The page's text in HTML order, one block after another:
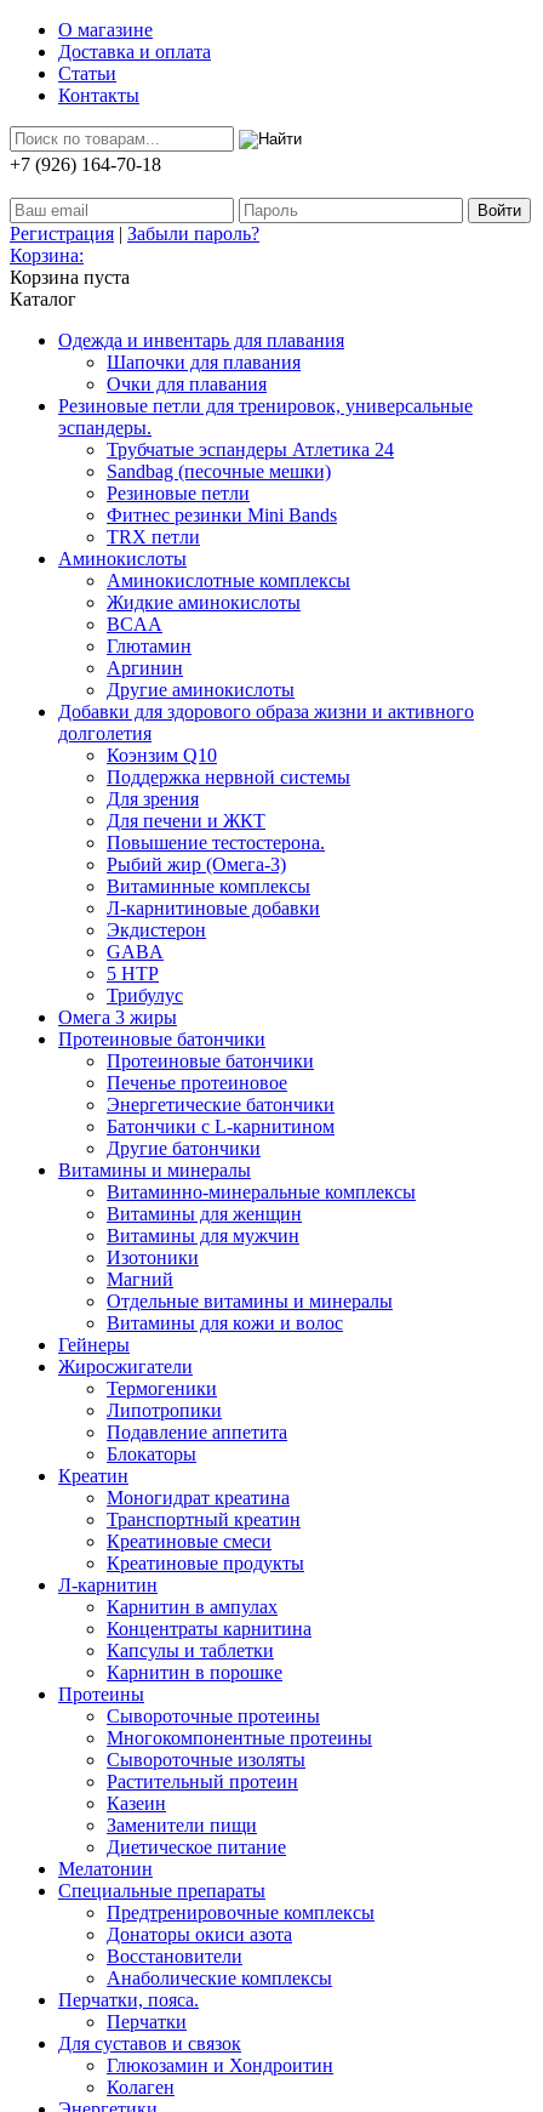
О магазине
Доставка и оплата
Статьи
Контакты
+7 (926) 164-70-18
Регистрация | Забыли пароль?
Корзина:
Корзина пуста
Каталог
Одежда и инвентарь для плавания
Шапочки для плавания
Очки для плавания
Резиновые петли для тренировок, универсальные
эспандеры.
Трубчатые эспандеры Атлетика 24
Sandbag (песочные мешки)
Резиновые петли
Фитнес резинки Mini Bands
TRX петли
Аминокислоты
Аминокислотные комплексы
Жидкие аминокислоты
BCAA
Глютамин
Аргинин
Другие аминокислоты
Добавки для здорового образа жизни и активного
долголетия
Коэнзим Q10
Поддержка нервной системы
Для зрения
Для печени и ЖКТ
Повышение тестостерона.
Рыбий жир (Омега-3)
Витаминные комплексы
Л-карнитиновые добавки
Экдистерон
GABA
5 HTP
Трибулус
Омега 3 жиры
Протеиновые батончики
Протеиновые батончики
Печенье протеиновое
Энергетические батончики
Батончики с L-карнитином
Другие батончики
Витамины и минералы
Витаминно-минеральные комплексы
Витамины для женщин
Витамины для мужчин
Изотоники
Магний
Отдельные витамины и минералы
Витамины для кожи и волос
Гейнеры
Жиросжигатели
Термогеники
Липотропики
Подавление аппетита
Блокаторы
Креатин
Моногидрат креатина
Транспортный креатин
Креатиновые смеси
Креатиновые продукты
Л-карнитин
Карнитин в ампулах
Концентраты карнитина
Капсулы и таблетки
Карнитин в порошке
Протеины
Сывороточные протеины
Многокомпонентные протеины
Сывороточные изоляты
Растительный протеин
Казеин
Заменители пищи
Диетическое питание
Мелатонин
Специальные препараты
Предтренировочные комплексы
Донаторы окиси азота
Восстановители
Анаболические комплексы
Перчатки, пояса.
Перчатки
Для суставов и связок
Глюкозамин и Хондроитин
Колаген